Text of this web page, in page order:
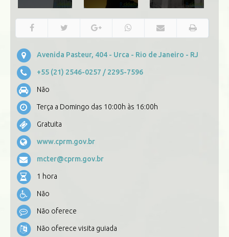
Avenida Pasteur, 404 - Urca - Rio de Janeiro - RJ
+55 (21) 2546-0257 / 2295-7596
Não
Terça a Domingo das 10:00h às 16:00h
Gratuita
www.cprm.gov.br
mcter@cprm.gov.br
1 hora
Não
Não oferece
Não oferece visita guiada